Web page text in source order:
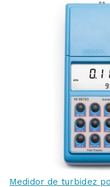
Medidor de turbidez